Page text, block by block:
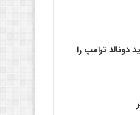
دونالد ترامپ را